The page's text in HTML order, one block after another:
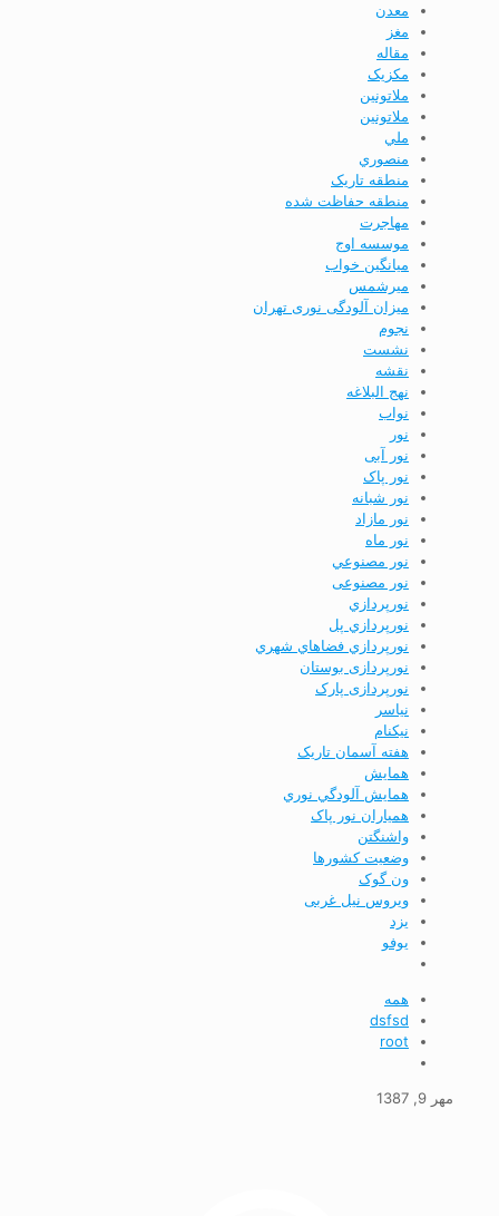
معدن
مغز
مقاله
مکزیک
ملاتونين
ملاتونین
ملي
منصوري
منطقه تاریک
منطقه حفاظت شده
مهاجرت
موسسه اوج
ميانگين خواب
ميرشمس
میزان آلودگی نوری تهران
نجوم
نشست
نقشه
نهج البلاغه
نواب
نور
نور آبی
نور پاک
نور شبانه
نور مازاد
نور ماه
نور مصنوعي
نور مصنوعی
نورپردازي
نورپردازي پل
نورپردازي فضاهاي شهري
نورپردازی بوستان
نورپردازی پارک
نياسر
نیکنام
هفته آسمان تاریک
همايش
همايش آلودگي نوري
همیاران نور پاک
واشنگتن
وضعيت كشورها
ون گوک
ویروس نیل غربی
يزد
يوفو
همه
dsfsd
root
مهر 9, 1387